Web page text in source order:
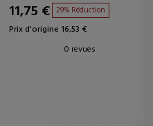
11,75 € 29% Réduction
Prix d'origine 16,53 €
0 revues